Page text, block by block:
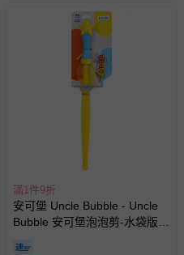
滿1件9折
安可堡 Uncle Bubble - Uncle
Bubble 安可堡泡泡剪-水袋版